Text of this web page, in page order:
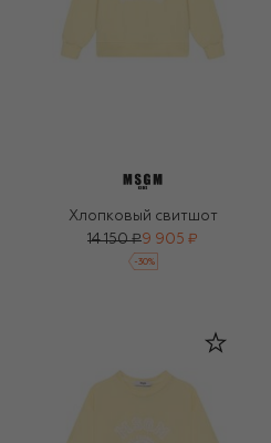
Хлопковый свитшот
14 150 ₽9 905 ₽
-30%